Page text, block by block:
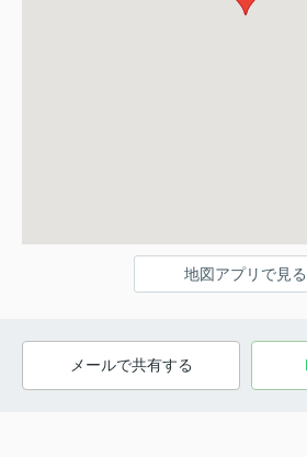
地図アプリで見る
メールで共有する